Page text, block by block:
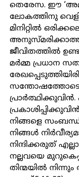
തെരേസ. ഈ ‘അമ്മ
ലോകത്തിനു
മിനിറ്റിൽ
ജീവിതത്തിൽ
മർമ്മ പ്രധാന
സന്തോഷത്തോടെ
പ്രാർത്ഥിക്കുവിൻ.
നിങ്ങളെ
നിങ്ങൾ
നിന്ദിക്കരുത്
നല്ലവയെ
തിന്മയിൽ